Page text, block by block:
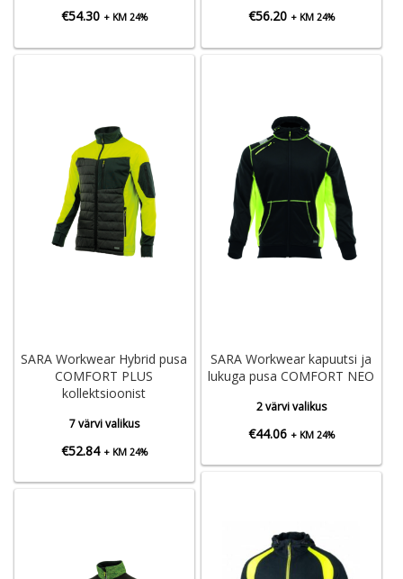
€54.30 + KM 24% €56.20 + KM 24%
SARA Workwear Hybrid pusa
COMFORT PLUS
kollektsioonist
7 värvi valikus
€52.84 + KM 24%
SARA Workwear kapuutsi ja
lukuga pusa COMFORT NEO
2 värvi valikus
€44.06 + KM 24%